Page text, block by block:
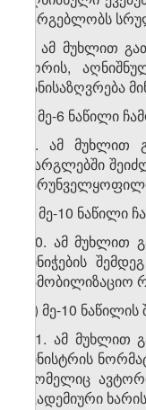
სარგებლობს
3. ამ მუხლით
შორის,
განისაზღვრება
ბ) მე-6 ნაწილი
„6. ამ მუხლით
ფარგლებში
გ) მე-10 ნაწილი
„10. ამ
მინიჭების
სამობილიზაციო
დ) მე-10
„11. ამ
მინისტრის
რომელიც
აკადემიური